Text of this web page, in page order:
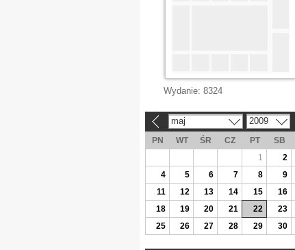
Wydanie: 8324
maj 2009
PN WT ŚR CZ PT SB
1
2
4
5 6 7 8 9
11
12 13 14 15 16
18
19 20 21 22 23
25
26 27 28 29 30